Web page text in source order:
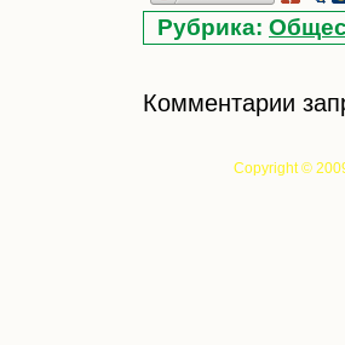
Рубрика:
Комментарии
Copyright ©